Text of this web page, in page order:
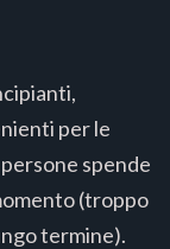
per le
spende
(troppo
termine).